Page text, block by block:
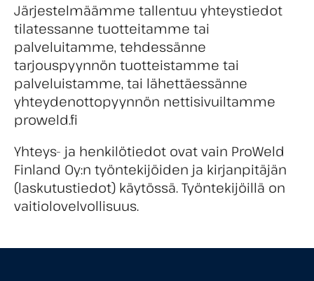
Järjestelmäämme tallentuu yhteystiedot
tilatessanne tuotteitamme tai
palveluitamme, tehdessänne
tarjouspyynnön tuotteistamme tai
palveluistamme, tai lähettäessänne
yhteydenottopyynnön nettisivuiltamme
proweld.fi
Yhteys- ja henkilötiedot ovat vain ProWeld
Finland Oy:n työntekijöiden ja kirjanpitäjän
(laskutustiedot) käytössä. Työntekijöillä on
vaitiolovelvollisuus.